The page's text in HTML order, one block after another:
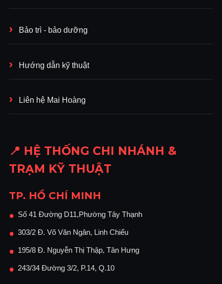
Bảo trì - bảo dưỡng
Hướng dẫn kỹ thuật
Liên hệ Mai Hoàng
📍 HỆ THỐNG CHI NHÁNH &
TRẠM KỸ THUẬT
TP. HỒ CHÍ MINH
● Số 41 Đường D11,Phường Tây Thạnh
● 303/2 Đ. Võ Văn Ngân, Linh Chiểu
● 195/8 Đ. Nguyễn Thị Thập, Tân Hưng
● 243/34 Đường 3/2, P.14, Q.10